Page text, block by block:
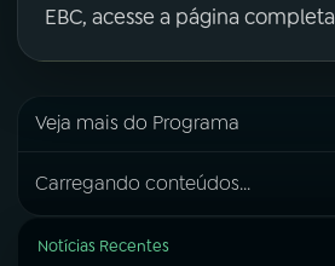
EBC, acesse a página completa
Veja mais do Programa
Carregando conteúdos...
Notícias Recentes